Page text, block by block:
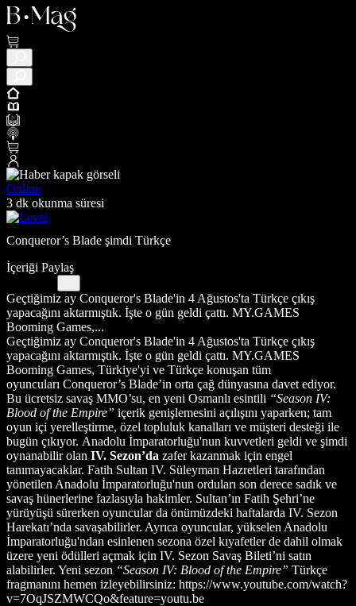
Online
3 dk okunma süresi
Conqueror’s Blade şimdi Türkçe
İçeriği Paylaş
Geçtiğimiz ay Conqueror's Blade'in 4 Ağustos'ta Türkçe çıkış
yapacağını aktarmıştık. İşte o gün geldi çattı. MY.GAMES
Booming Games,...
Geçtiğimiz ay Conqueror's Blade'in 4 Ağustos'ta Türkçe çıkış
yapacağını aktarmıştık. İşte o gün geldi çattı. MY.GAMES
Booming Games, Türkiye'yi ve Türkçe konuşan tüm
oyuncuları Conqueror’s Blade’in orta çağ dünyasına davet ediyor.
Bu ücretsiz savaş MMO’su, en yeni Osmanlı esintili “Season IV:
Blood of the Empire” içerik genişlemesini açılışını yaparken; tam
oyun içi yerelleştirme, özel topluluk kanalları ve müşteri desteği ile
bugün çıkıyor. Anadolu İmparatorluğu'nun kuvvetleri geldi ve şimdi
oynanabilir olan IV. Sezon’da zafer kazanmak için engel
tanımayacaklar. Fatih Sultan IV. Süleyman Hazretleri tarafından
yönetilen Anadolu İmparatorluğu'nun orduları son derece sadık ve
savaş hünerlerine fazlasıyla hakimler. Sultan’ın Fatih Şehri’ne
yürüyüşü sürerken oyuncular da önümüzdeki haftalarda IV. Sezon
Harekatı’nda savaşabilirler. Ayrıca oyuncular, yükselen Anadolu
İmparatorluğu'ndan esinlenen sezona özel kıyafetler de dahil olmak
üzere yeni ödülleri açmak için IV. Sezon Savaş Bileti’ni satın
alabilirler. Yeni sezon “Season IV: Blood of the Empire” Türkçe
fragmanını hemen izleyebilirsiniz: https://www.youtube.com/watch?
v=7OqJSZMWCQo&feature=youtu.be